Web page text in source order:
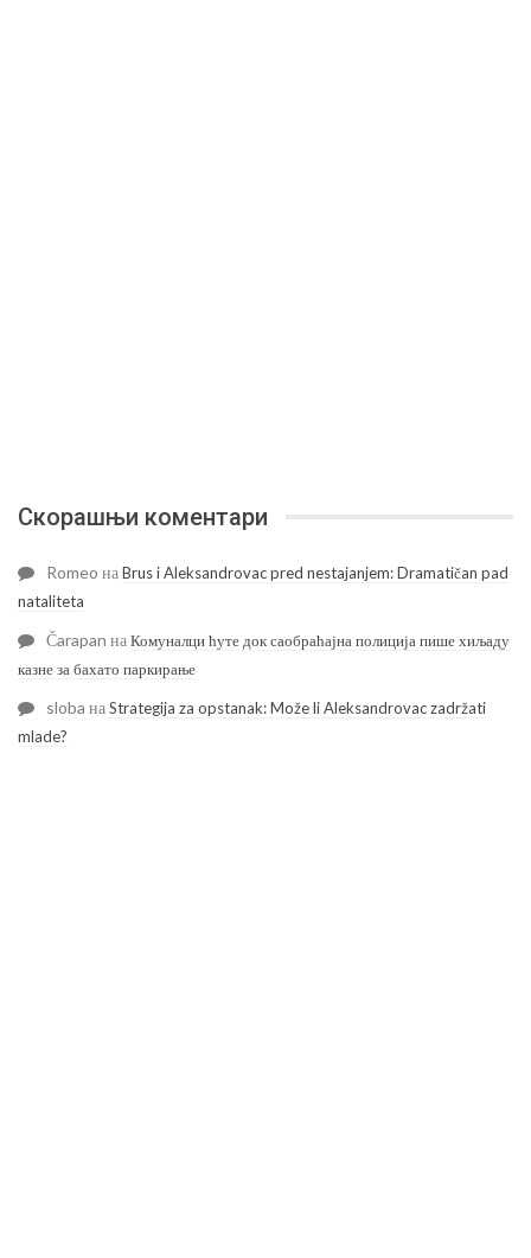
Скорашњи коментари
Romeo наBrus i Aleksandrovac pred nestajanjem: Dramatičan pad
nataliteta
Čarapan наКомуналци ћуте док саобраћајна полиција пише хиљаду
казне за бахато паркирање
sloba наStrategija za opstanak: Može li Aleksandrovac zadržati
mlade?